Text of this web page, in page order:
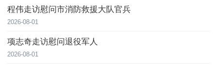
程伟走访慰问市消防救援大队官兵
2026-08-01
项志奇走访慰问退役军人
2026-08-01